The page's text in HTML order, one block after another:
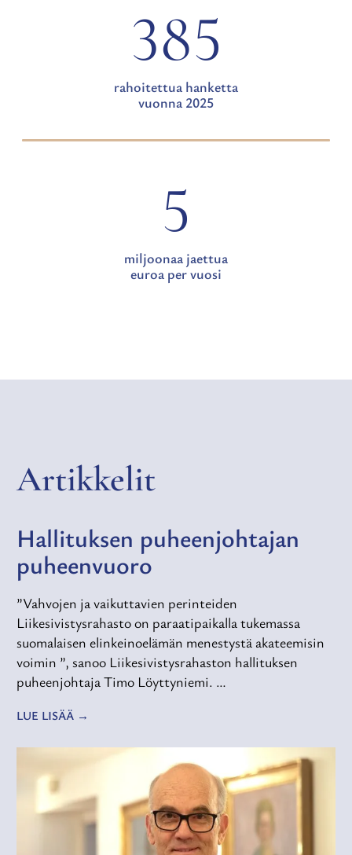
385
rahoitettua hanketta
vuonna 2025
5
miljoonaa jaettua
euroa per vuosi
Artikkelit
Hallituksen puheenjohtajan
puheenvuoro
”Vahvojen ja vaikuttavien perinteiden
Liikesivistysrahasto on paraatipaikalla tukemassa
suomalaisen elinkeinoelämän menestystä akateemisin
voimin ”, sanoo Liikesivistysrahaston hallituksen
puheenjohtaja Timo Löyttyniemi. …
LUE LISÄÄ